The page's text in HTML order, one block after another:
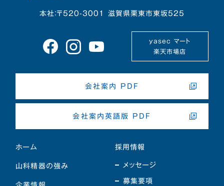
本社：〒520-3001 滋賀県栗東市東坂525
yasec マート
楽天市場店
会社案内 PDF
会社案内英語版 PDF
ホーム
山科精器の強み
採用情報
メッセージ
募集要項